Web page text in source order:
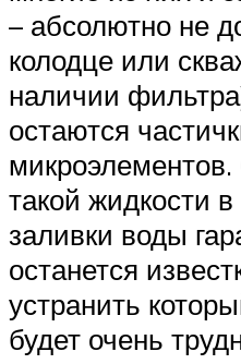
– абсолютно не
колодце или
наличии
остаются
такой жидкости
заливки воды
останется
устранить
будет очень